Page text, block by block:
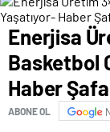
Enerjisa
Basketbol
Haber
ABONE OL